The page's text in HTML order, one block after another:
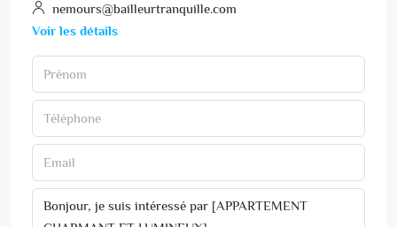
nemours@bailleurtranquille.com
Voir les détails